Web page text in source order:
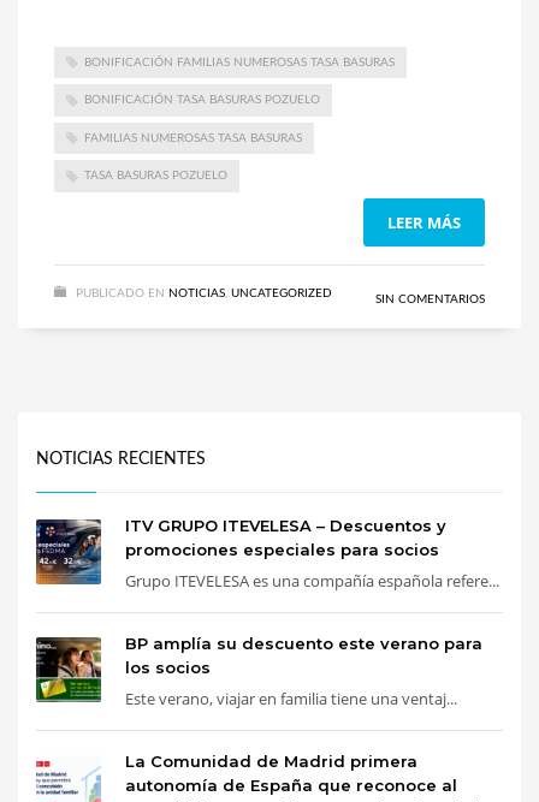
BONIFICACIÓN FAMILIAS NUMEROSAS TASA BASURAS
BONIFICACIÓN TASA BASURAS POZUELO
FAMILIAS NUMEROSAS TASA BASURAS
TASA BASURAS POZUELO
LEER MÁS
PUBLICADO EN NOTICIAS UNCATEGORIZED SIN COMENTARIOS
NOTICIAS RECIENTES
ITV GRUPO ITEVELESA – Descuentos y
promociones especiales para socios
Grupo ITEVELESA es una compañía española refere...
BP amplía su descuento este verano para
los socios
Este verano, viajar en familia tiene una ventaj...
La Comunidad de Madrid primera
autonomía de España que reconoce al